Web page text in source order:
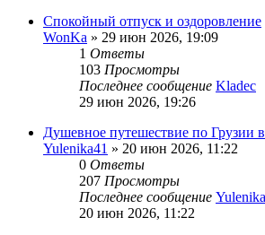
Спокойный отпуск и оздоровление
WonKa » 29 июн 2026, 19:09
1 Ответы
103 Просмотры
Последнее сообщение Kladec
29 июн 2026, 19:26
Душевное путешествие по Грузии
Yulenika41 » 20 июн 2026, 11:22
0 Ответы
207 Просмотры
Последнее сообщение
20 июн 2026, 11:22